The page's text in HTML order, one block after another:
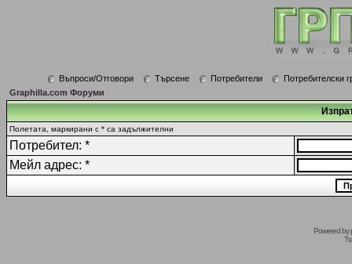
Въпроси/Отговори Търсене Потребители
Потребителски
Graphilla.com Форуми
Полетата, маркирани с * са задължителни
Потребител: *
Мейл адрес: *
Powered by